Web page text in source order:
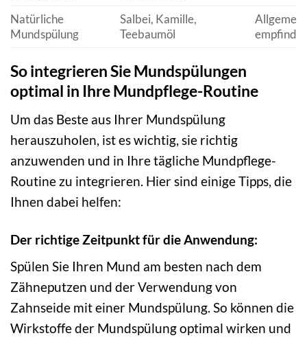
Natürliche
Mundspülung
Salbei, Kamille,
Teebaumöl
So integrieren Sie Mundspülungen
optimal in Ihre Mundpflege-Routine
Um das Beste aus Ihrer Mundspülung
herauszuholen, ist es wichtig, sie richtig
anzuwenden und in Ihre tägliche Mundpflege-
Routine zu integrieren. Hier sind einige Tipps, die
Ihnen dabei helfen:
Der richtige Zeitpunkt für die Anwendung:
Spülen Sie Ihren Mund am besten nach dem
Zähneputzen und der Verwendung von
Zahnseide mit einer Mundspülung. So können die
Wirkstoffe der Mundspülung optimal wirken und